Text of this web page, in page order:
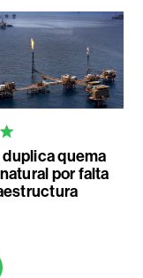
duplica quema
por falta